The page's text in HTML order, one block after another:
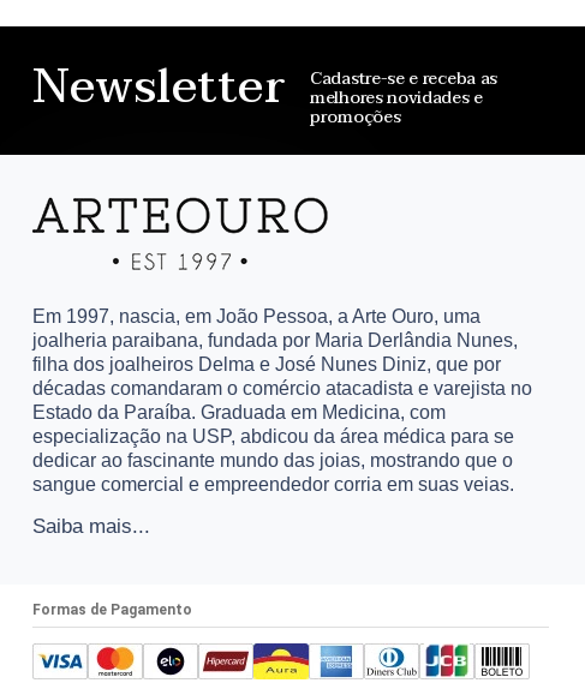
Newsletter Cadastre-se e receba as
melhores novidades e
promoções
Em 1997, nascia, em João Pessoa, a Arte Ouro, uma
joalheria paraibana, fundada por Maria Derlândia Nunes,
filha dos joalheiros Delma e José Nunes Diniz, que por
décadas comandaram o comércio atacadista e varejista no
Estado da Paraíba. Graduada em Medicina, com
especialização na USP, abdicou da área médica para se
dedicar ao fascinante mundo das joias, mostrando que o
sangue comercial e empreendedor corria em suas veias.
Saiba mais...
Formas de Pagamento